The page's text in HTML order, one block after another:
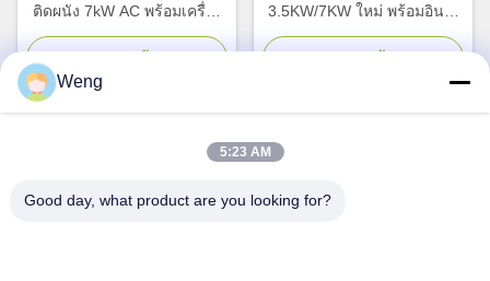
ติดผนัง 7kW AC พร้อมเครื่อง
ชาร์จเร็วประเภท 2 200-220V
3.5KW/7KW ใหม่ พร้อมอินเต
อร์เฟซ Type1/Type2/GB และ
Weng
5:23 AM
Good day, what product are you looking for?